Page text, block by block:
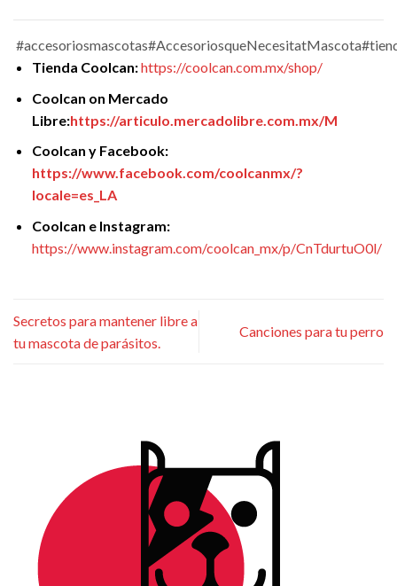
#accesoriosmascotas#AccesoriosqueNecesitatMascota
Tienda Coolcan:https://coolcan.com.mx/shop/
Coolcan on Mercado
Libre:https://articulo.mercadolibre.com.mx/M
Coolcan y Facebook:
https://www.facebook.com/coolcanmx/?
locale=es_LA
Coolcan e Instagram:
https://www.instagram.com/coolcan_mx/p/CnTdurtuO0l/
Secretos para mantener libre a
tu mascota de parásitos.
Canciones para tu perro